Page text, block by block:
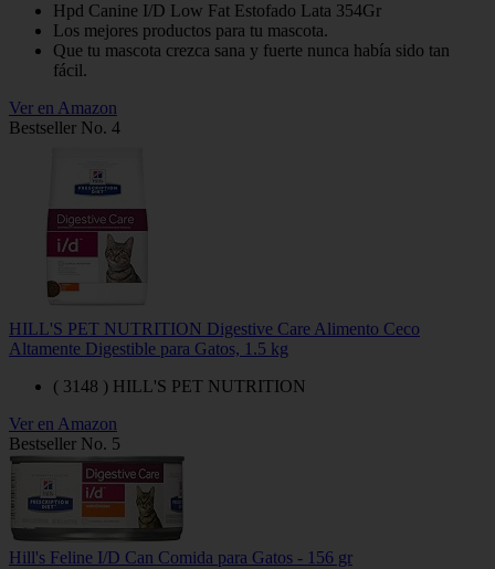
Hpd Canine I/D Low Fat Estofado Lata 354Gr
Los mejores productos para tu mascota.
Que tu mascota crezca sana y fuerte nunca había sido tan
fácil.
Ver en Amazon
Bestseller No. 4
HILL'S PET NUTRITION Digestive Care Alimento Ceco
Altamente Digestible para Gatos, 1.5 kg
( 3148 ) HILL'S PET NUTRITION
Ver en Amazon
Bestseller No. 5
Hill's Feline I/D Can Comida para Gatos - 156 gr